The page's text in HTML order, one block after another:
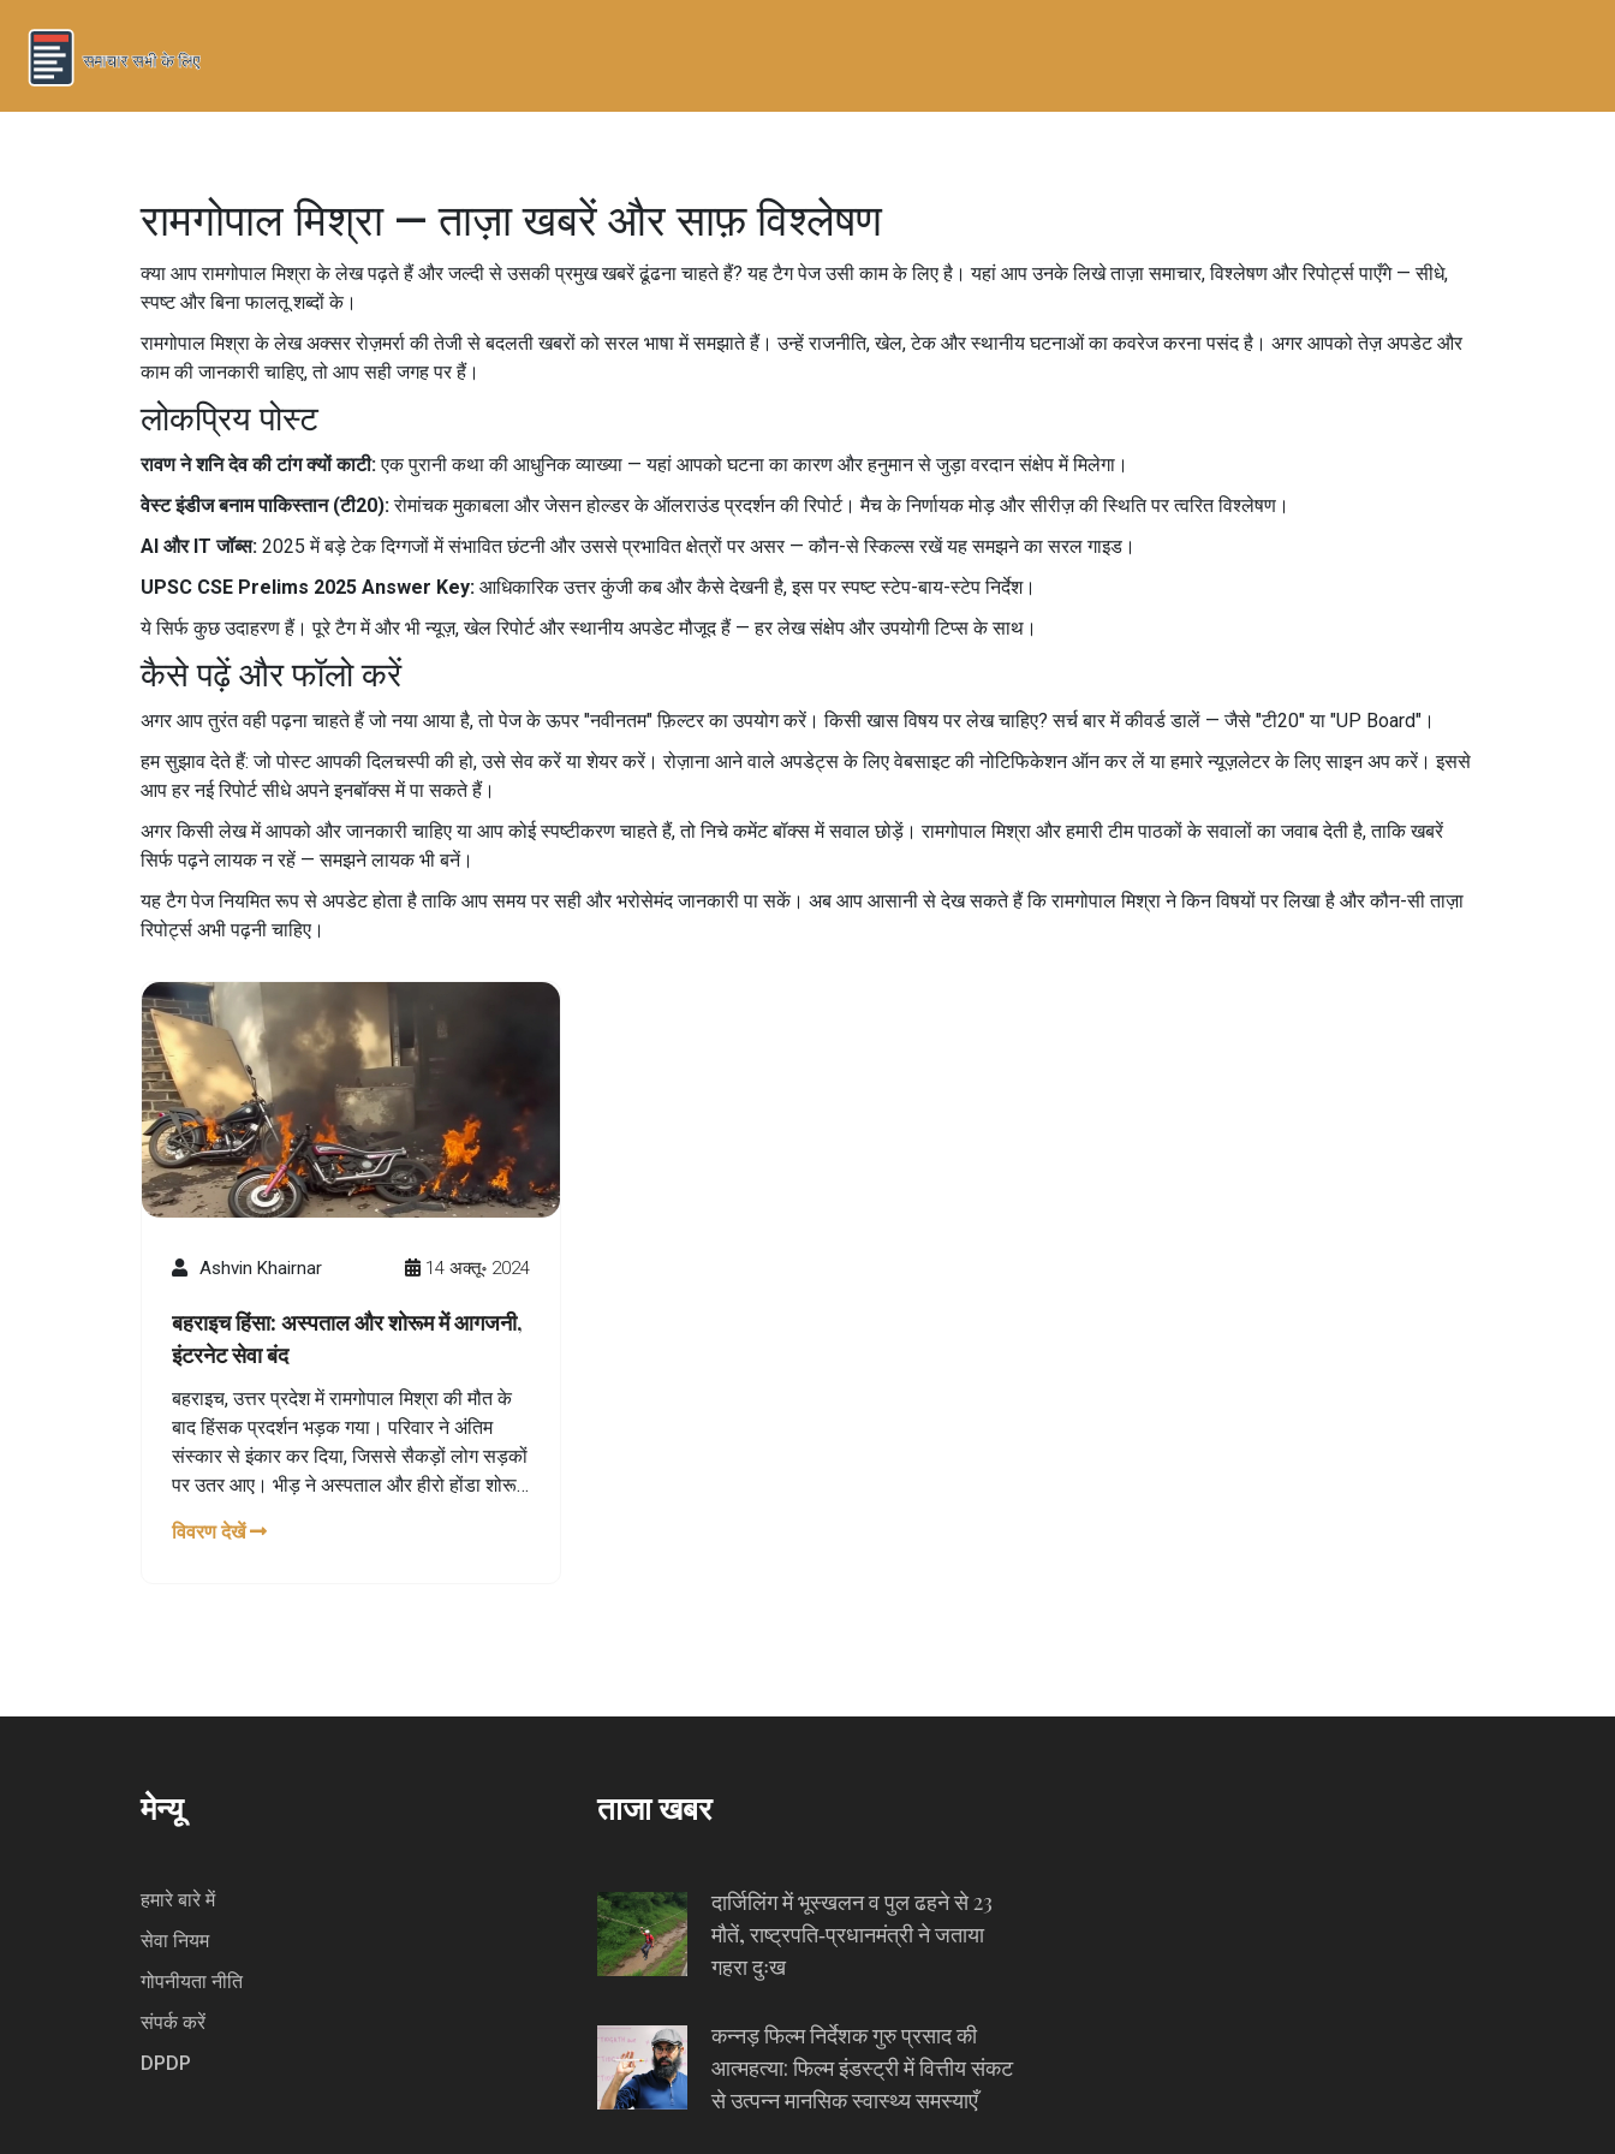
रामगोपाल मिश्रा — ताज़ा खबरें और साफ़ विश्लेषण
क्या आप रामगोपाल मिश्रा के लेख पढ़ते हैं और जल्दी से उसकी प्रमुख खबरें ढूंढना चाहते हैं? यह टैग पेज उसी काम के लिए है। यहां आप उनके लिखे ताज़ा समाचार, विश्लेषण और रिपोर्ट्स पाएँगे — सीधे,
स्पष्ट और बिना फालतू शब्दों के।
रामगोपाल मिश्रा के लेख अक्सर रोज़मर्रा की तेजी से बदलती खबरों को सरल भाषा में समझाते हैं। उन्हें राजनीति, खेल, टेक और स्थानीय घटनाओं का कवरेज करना पसंद है। अगर आपको तेज़ अपडेट और
काम की जानकारी चाहिए, तो आप सही जगह पर हैं।
लोकप्रिय पोस्ट
रावण ने शनि देव की टांग क्यों काटी:एक पुरानी कथा की आधुनिक व्याख्या — यहां आपको घटना का कारण और हनुमान से जुड़ा वरदान संक्षेप में मिलेगा।
वेस्ट इंडीज बनाम पाकिस्तान (टी20):रोमांचक मुकाबला और जेसन होल्डर के ऑलराउंड प्रदर्शन की रिपोर्ट। मैच के निर्णायक मोड़ और सीरीज़ की स्थिति पर त्वरित विश्लेषण।
AI और IT जॉब्स: 2025 में बड़े टेक दिग्गजों में संभावित छंटनी और उससे प्रभावित क्षेत्रों पर असर — कौन-से स्किल्स रखें यह समझने का सरल गाइड।
UPSC CSE Prelims 2025 Answer Key: आधिकारिक उत्तर कुंजी कब और कैसे देखनी है, इस पर स्पष्ट स्टेप-बाय-स्टेप निर्देश।
ये सिर्फ कुछ उदाहरण हैं। पूरे टैग में और भी न्यूज़, खेल रिपोर्ट और स्थानीय अपडेट मौजूद हैं — हर लेख संक्षेप और उपयोगी टिप्स के साथ।
कैसे पढ़ें और फॉलो करें
अगर आप तुरंत वही पढ़ना चाहते हैं जो नया आया है, तो पेज के ऊपर "नवीनतम" फ़िल्टर का उपयोग करें। किसी खास विषय पर लेख चाहिए? सर्च बार में कीवर्ड डालें — जैसे "टी20" या "UP Board"।
हम सुझाव देते हैं: जो पोस्ट आपकी दिलचस्पी की हो, उसे सेव करें या शेयर करें। रोज़ाना आने वाले अपडेट्स के लिए वेबसाइट की नोटिफिकेशन ऑन कर लें या हमारे न्यूज़लेटर के लिए साइन अप करें। इससे
आप हर नई रिपोर्ट सीधे अपने इनबॉक्स में पा सकते हैं।
अगर किसी लेख में आपको और जानकारी चाहिए या आप कोई स्पष्टीकरण चाहते हैं, तो निचे कमेंट बॉक्स में सवाल छोड़ें। रामगोपाल मिश्रा और हमारी टीम पाठकों के सवालों का जवाब देती है, ताकि खबरें
सिर्फ पढ़ने लायक न रहें — समझने लायक भी बनें।
यह टैग पेज नियमित रूप से अपडेट होता है ताकि आप समय पर सही और भरोसेमंद जानकारी पा सकें। अब आप आसानी से देख सकते हैं कि रामगोपाल मिश्रा ने किन विषयों पर लिखा है और कौन-सी ताज़ा
रिपोर्ट्स अभी पढ़नी चाहिए।
Ashvin Khairnar 14 अक्तू॰ 2024
बहराइच हिंसा: अस्पताल और शोरूम में आगजनी,
इंटरनेट सेवा बंद
बहराइच, उत्तर प्रदेश में रामगोपाल मिश्रा की मौत के
बाद हिंसक प्रदर्शन भड़क गया। परिवार ने अंतिम
संस्कार से इंकार कर दिया, जिससे सैकड़ों लोग सड़कों
पर उतर आए। भीड़ ने अस्पताल और हीरो होंडा शोरूम
पुलिस ने अतिरिक्त सुरक्षा बल तैनात किए हैं।
विवरण देखें
मेन्यू
हमारे बारे में
सेवा नियम
गोपनीयता नीति
संपर्क करें
DPDP
ताजा खबर
दार्जिलिंग में भूस्खलन व पुल ढहने से 23
मौतें, राष्ट्रपति‑प्रधानमंत्री ने जताया
गहरा दुःख
कन्नड़ फिल्म निर्देशक गुरु प्रसाद की
आत्महत्या: फिल्म इंडस्ट्री में वित्तीय संकट
से उत्पन्न मानसिक स्वास्थ्य समस्याएँ